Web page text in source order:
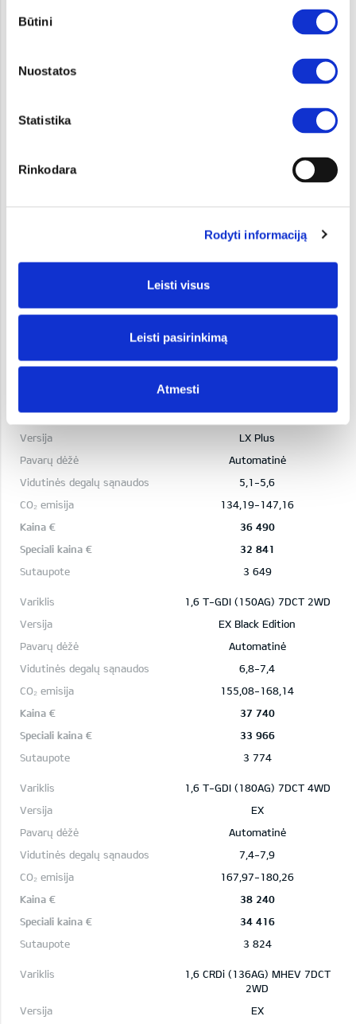
pasirinkimas
Būtini
Nuostatos
Statistika
Rinkodara
Rodyti informaciją
Leisti visus
Leisti pasirinkimą
Atmesti
1,6 T-GDI (180AG) 7DCT 4WD
167,97-180,26
EX
Automatinė
3 624
2WD
LX Plus
Automatinė
5,1-5,6
134,19-147,16
36 490
32 841
3 649
1,6 T-GDI (150AG) 7DCT 2WD
EX Black Edition
Automatinė
6,8-7,4
155,08-168,14
37 740
33 966
3 774
1,6 T-GDI (180AG) 7DCT 4WD
EX
Automatinė
7,4-7,9
167,97-180,26
38 240
34 416
3 824
1,6 CRDi (136AG) MHEV 7DCT
2WD
EX